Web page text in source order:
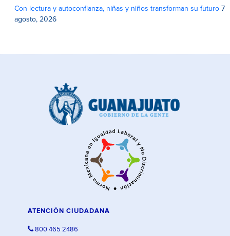
Con lectura y autoconfianza, niñas y niños transforman su futuro 7
agosto, 2026
ATENCIÓN CIUDADANA
800 465 2486